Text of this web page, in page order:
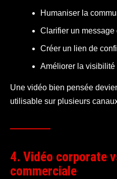
Humaniser la
Clarifier un message
Créer un lien de
Améliorer la visibilité
Une vidéo bien pensée
utilisable sur plusieurs
4. Vidéo corporate
commerciale